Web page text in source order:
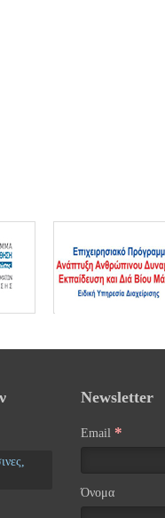
Newsletter
Email *
Όνομα